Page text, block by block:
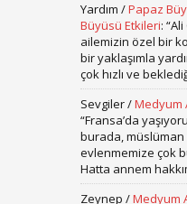
Yardım /Papaz
Büyüsü Etkileri: “Ali
ailemizin özel bir
bir yaklaşımla
çok hızlı ve
Sevgiler/Medyum
“Fransa’da
burada, müslüman
evlenmemize çok
Hatta annem
Zeynep /Medyum